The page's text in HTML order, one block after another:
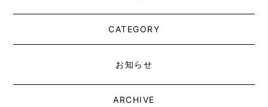
CATEGORY
お知らせ
ARCHIVE